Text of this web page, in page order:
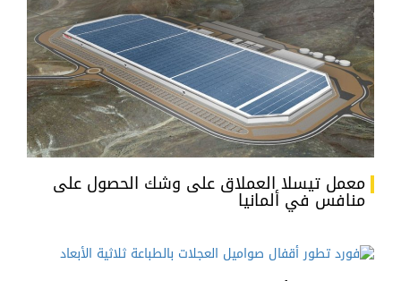
معمل تيسلا العملاق على وشك الحصول على
منافس في ألمانيا